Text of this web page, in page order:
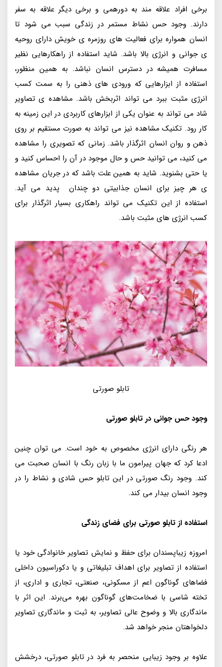
برخی افراد علاقه مند به دورهمی و برخی دیگر علاقه به سفر
دارند. وجود حس نشاط مستمر در زندگی سبب می شود تا
انسان همواره برای فعالیت های روزمره ی خویش دارای روحیه
ی جوانی و انرژی بالا باشد. شاید استفاده از راهکارهایی نظیر
مسافرت همیشه در دسترس انسان نباشد. به همین منظور،
استفاده از ابزارهایی که ورودی های ذهنی را به سمت کسب
انرژی مثبت ببرد می تواند اثربخش باشد. مشاهده ی تصاویر
شاد می تواند به عنوان یکی از ابزارهای کاربردی در این زمینه به
کار رود. تکنیک مشاهده نیز می تواند به صورت مستقیم بر روی
ذهن و روان انسان اثرگذار باشد. زمانی که تصویری را مشاهده
می کنید، می توانید حس و حال موجود در آن را احساس کنید و
یا حتی بشنوید. شاید به همین علت باشد که در جریان مشاهده
ی هر چیز برای انسان جذابیتی دو چندان پدید می آید.
استفاده از این تکنیک می تواند راهکاری بسیار اثرگذار برای
کسب انرژی های مثبت باشد.
تابلو صورتی
وجود حس جوانی در تابلو صورتی
هر رنگی دارای انرژی مخصوص به خود است. می توان چنین
ادعا کرد که جهان پیرامون ما با زبان رنگ با انسان صحبت می
کند. وجود رنگ صورتی در این تابلو حس شادی و نشاط را در
وجود انسان بیدار می کند.
استفاده از تابلو صورتی برای فضای زندگی
امروزه زیبا‌پسندان برای حفظ و نمایش تصاویر خانوادگی خود یا
استفاده از تصاویر برای اهداف تبلیغاتی و یا دکوراسیون داخلی
فضاهای گوناگون اعم از مسکونی، صنعتی، تجاری و اداری، از
تخته شاسی با ضخامت‌های گوناگون بهره می‌برند. این اثر با
ماندگاری بالا و وضوح عالی تصاویر، به ثبت و ماندگاری تصاویر
دلخواهتان منجر خواهد شد.
علاوه بر وجود زیبایی منحصر به فرد در تابلو صورتی، درخشش